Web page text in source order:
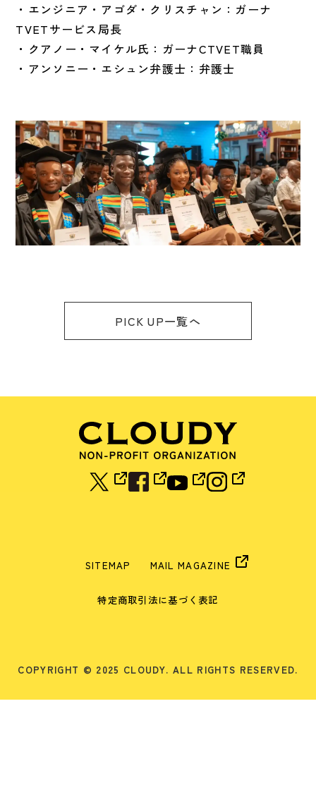
・エンジニア・アゴダ・クリスチャン：ガーナ
TVETサービス局長
・クアノー・マイケル氏：ガーナCTVET職員
・アンソニー・エシュン弁護士：弁護士
PICK UP一覧へ
SITEMAP MAIL MAGAZINE
特定商取引法に基づく表記
COPYRIGHT © 2025 CLOUDY. ALL RIGHTS RESERVED.